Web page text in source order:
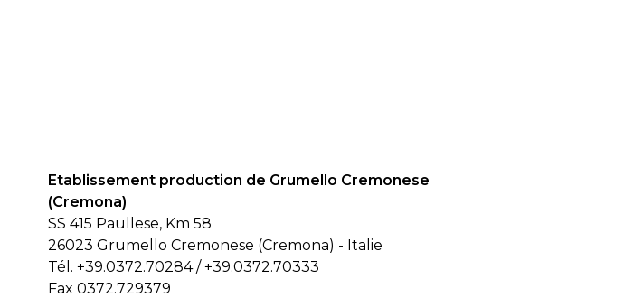
Etablissement production de Grumello Cremonese
(Cremona)
SS 415 Paullese, Km 58
26023 Grumello Cremonese (Cremona) - Italie
Tél.+39.0372.70284/+39.0372.70333
Fax 0372.729379